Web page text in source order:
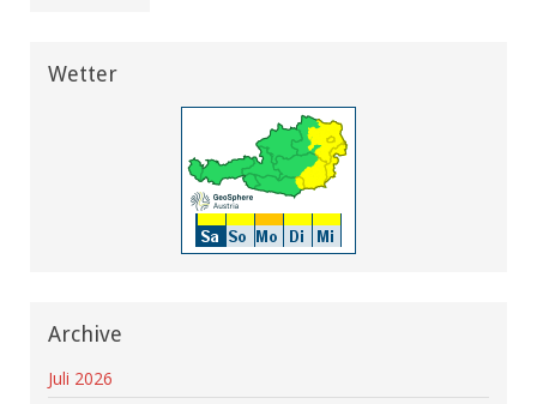
Wetter
Archive
Juli 2026